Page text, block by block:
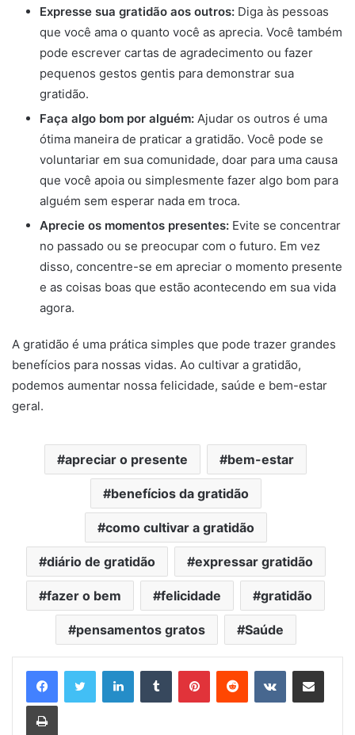
Expresse sua gratidão aos outros: Diga às pessoas
que você ama o quanto você as aprecia. Você também
pode escrever cartas de agradecimento ou fazer
pequenos gestos gentis para demonstrar sua
gratidão.
Faça algo bom por alguém: Ajudar os outros é uma
ótima maneira de praticar a gratidão. Você pode se
voluntariar em sua comunidade, doar para uma causa
que você apoia ou simplesmente fazer algo bom para
alguém sem esperar nada em troca.
Aprecie os momentos presentes: Evite se concentrar
no passado ou se preocupar com o futuro. Em vez
disso, concentre-se em apreciar o momento presente
e as coisas boas que estão acontecendo em sua vida
agora.
A gratidão é uma prática simples que pode trazer grandes
benefícios para nossas vidas. Ao cultivar a gratidão,
podemos aumentar nossa felicidade, saúde e bem-estar
geral.
apreciar o presente bem-estar
benefícios da gratidão
como cultivar a gratidão
diário de gratidão expressar gratidão
fazer o bem felicidade gratidão
pensamentos gratos Saúde